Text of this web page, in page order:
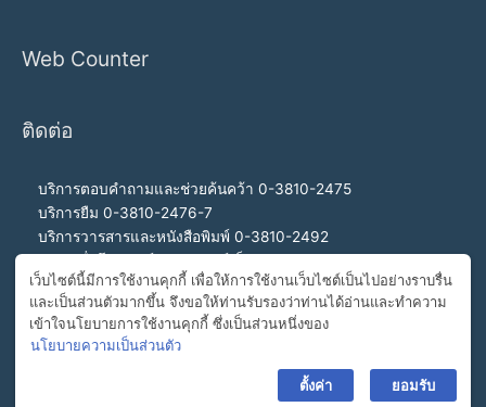
Web Counter
ติดต่อ
บริการตอบคำถามและช่วยค้นคว้า 0-3810-2475
บริการยืม 0-3810-2476-7
บริการวารสารและหนังสือพิมพ์ 0-3810-2492
สำนักงานผู้อำนวยการ 0-3810-2460, 0-3810-2465
สายด่วนผู้อำนวยการ 092-989-2993
อีเมล buulibrary@buu.ac.th
เว็บไซต์นี้มีการใช้งานคุกกี้ เพื่อให้การใช้งานเว็บไซต์เป็นไปอย่างราบรื่น
และเป็นส่วนตัวมากขึ้น จึงขอให้ท่านรับรองว่าท่านได้อ่านและทำความ
เข้าใจนโยบายการใช้งานคุกกี้ ซึ่งเป็นส่วนหนึ่งของ
นโยบายความเป็นส่วนตัว
ตั้งค่า ยอมรับ